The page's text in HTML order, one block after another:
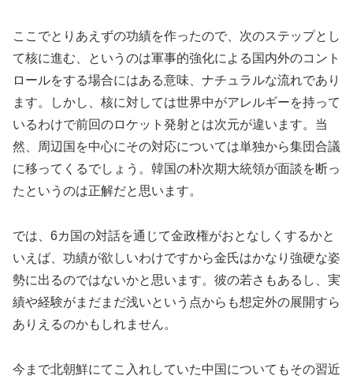
ここでとりあえずの功績を作ったので、次のステップとし
て核に進む、というのは軍事的強化による国内外のコント
ロールをする場合にはある意味、ナチュラルな流れであり
ます。しかし、核に対しては世界中がアレルギーを持って
いるわけで前回のロケット発射とは次元が違います。当
然、周辺国を中心にその対応については単独から集団合議
に移ってくるでしょう。韓国の朴次期大統領が面談を断っ
たというのは正解だと思います。
では、6カ国の対話を通じて金政権がおとなしくするかと
いえば、功績が欲しいわけですから金氏はかなり強硬な姿
勢に出るのではないかと思います。彼の若さもあるし、実
績や経験がまだまだ浅いという点からも想定外の展開すら
ありえるのかもしれません。
今まで北朝鮮にてこ入れしていた中国についてもその習近